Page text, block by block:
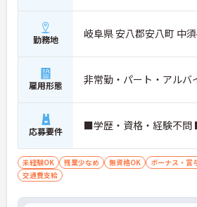
勤務地 岐阜県 安八郡安八町 中
雇用形態 非常勤・パート・アルバ
応募要件 ■学歴・資格・経験不問
未経験OK 残業少なめ 無資格OK ボーナス・賞
交通費支給